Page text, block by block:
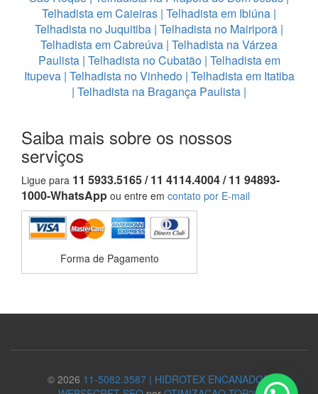
Telhadista em Caieiras | Telhadista em Ibiúna |
Telhadista no Juquitiba | Telhadista no Mairiporã |
Telhadista em Cabreúva | Telhadista na Várzea
Paulista| Telhadista no Cubatão| Telhadista em
Itupeva| Telhadista no Vinhedo| Telhadista em Itatiba
| Telhadista na Bragança Paulista |
Saiba mais sobre os nossos
serviços
Ligue para 11 5933.5165 / 11 4114.4004 / 11 94893-
1000-WhatsApp ou entre em contato por E-mail
Forma de Pagamento
© 2026 11-5082.3587 | HIDROTEX ENCANADOR